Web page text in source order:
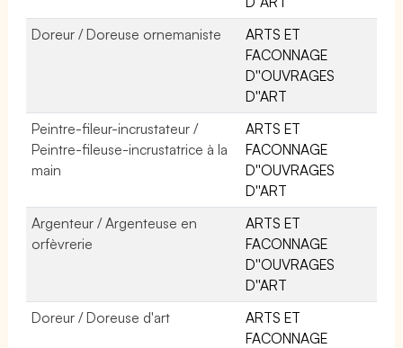
Doreur / Doreuse ornemaniste
ARTS ET
FACONNAGE
D''OUVRAGES
D''ART
Peintre-fileur-incrustateur /
Peintre-fileuse-incrustatrice à la
main
ARTS ET
FACONNAGE
D''OUVRAGES
D''ART
Argenteur / Argenteuse en
orfèvrerie
ARTS ET
FACONNAGE
D''OUVRAGES
D''ART
Doreur / Doreuse d'art
ARTS ET
FACONNAGE